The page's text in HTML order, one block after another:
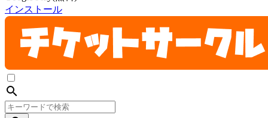
インストール
search